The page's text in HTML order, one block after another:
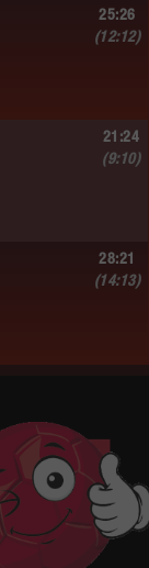
25:26
(12:12)
21:24
(9:10)
28:21
(14:13)